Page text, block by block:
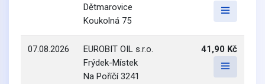
Dětmarovice
Koukolná 75
07.08.2026
EUROBIT OIL s.r.o.
Frýdek-Místek
Na Poříčí 3241
41,90 Kč